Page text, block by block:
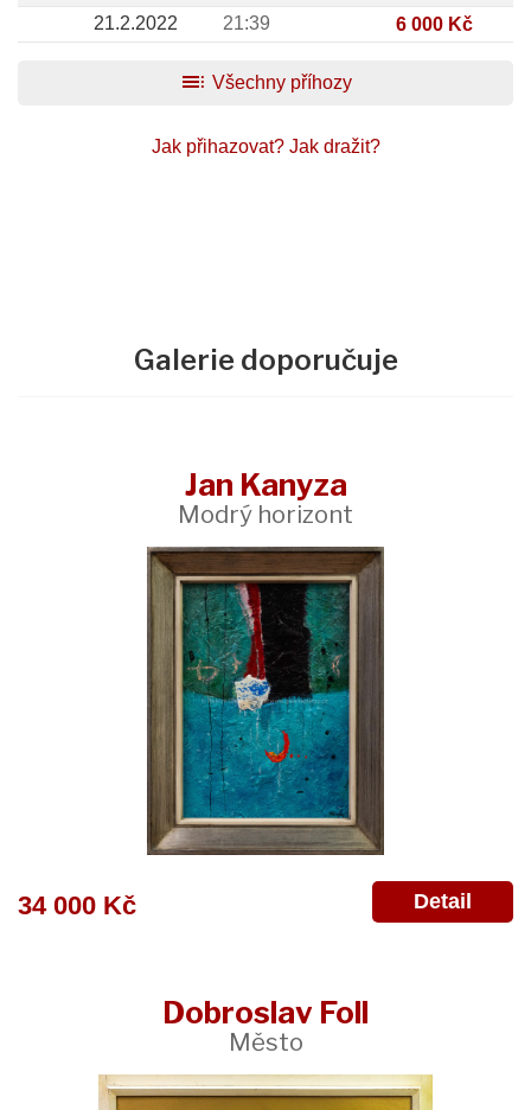
21.2.2022
21:39 6 000 Kč
toc Všechny příhozy
Jak přihazovat? Jak dražit?
Galerie doporučuje
Jan Kanyza
Modrý horizont
34 000 Kč Detail
Dobroslav Foll
Město